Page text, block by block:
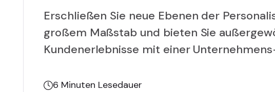
Erschließen Sie neue Ebenen der
großem Maßstab und bieten Sie
Kundenerlebnisse mit einer
6 Minuten Lesedauer